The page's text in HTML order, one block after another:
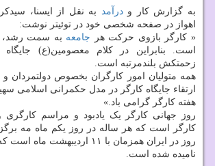
به گزارش کار ودرآمد به نقل از ایسنا،
اهواز در صفحه شخصی خود در توئیتر نوشت:
« کارگر بازوی حرکت هر جامعه به سمت رشد،
است. بنابراین در کلام معصومین(ع)
زحمتکش بلندمرتبه است.
همه متولیان امور کارگران بخصوص دولتمردان و
ارتقاء جایگاه کارگر در مدل حکمرانی اسلامی
هفته کارگر گرامی باد.»
روز جهانی کارگر یک یادبود و مراسم
کارگر است که هر ساله در روز یکم ماه مه
روز در ایران همزمان با ۱۱
نامیده شده است.